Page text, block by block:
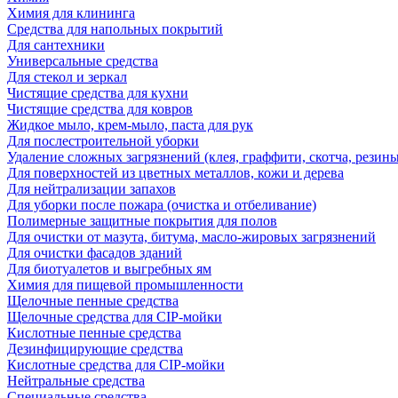
Химия для клининга
Средства для напольных покрытий
Для сантехники
Универсальные средства
Для стекол и зеркал
Чистящие средства для кухни
Чистящие средства для ковров
Жидкое мыло, крем-мыло, паста для рук
Для послестроительной уборки
Удаление сложных загрязнений (клея, граффити, скотча,
Для поверхностей из цветных металлов, кожи и дерева
Для нейтрализации запахов
Для уборки после пожара (очистка и отбеливание)
Полимерные защитные покрытия для полов
Для очистки от мазута, битума, масло-жировых загрязнений
Для очистки фасадов зданий
Для биотуалетов и выгребных ям
Химия для пищевой промышленности
Щелочные пенные средства
Щелочные средства для CIP-мойки
Кислотные пенные средства
Дезинфицирующие средства
Кислотные средства для CIP-мойки
Нейтральные средства